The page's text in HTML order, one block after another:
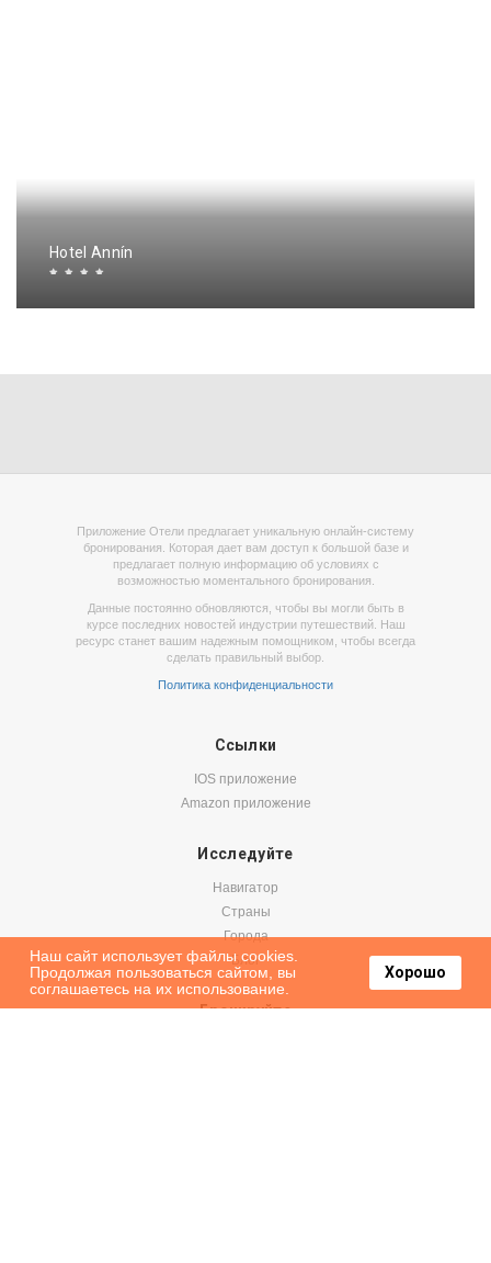
Hotel Annín
Приложение Отели предлагает уникальную онлайн-систему
бронирования. Которая дает вам доступ к большой базе и
предлагает полную информацию об условиях с
возможностью моментального бронирования.
Данные постоянно обновляются, чтобы вы могли быть в
курсе последних новостей индустрии путешествий. Наш
ресурс станет вашим надежным помощником, чтобы всегда
сделать правильный выбор.
Политика конфиденциальности
Ссылки
IOS приложение
Amazon приложение
Исследуйте
Навигатор
Страны
Города
Блог
Бронируйте
Наш сайт использует файлы cookies.
Продолжая пользоваться сайтом, вы
соглашаетесь на их использование.
Хорошо